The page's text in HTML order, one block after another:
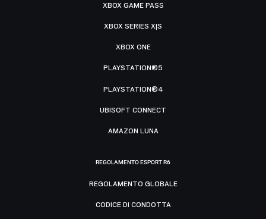
XBOX GAME PASS
XBOX SERIES X|S
XBOX ONE
PLAYSTATION®5
PLAYSTATION®4
UBISOFT CONNECT
AMAZON LUNA
REGOLAMENTO ESPORT R6
REGOLAMENTO GLOBALE
CODICE DI CONDOTTA